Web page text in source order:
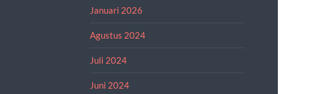
Januari 2026
Agustus 2024
Juli 2024
Juni 2024